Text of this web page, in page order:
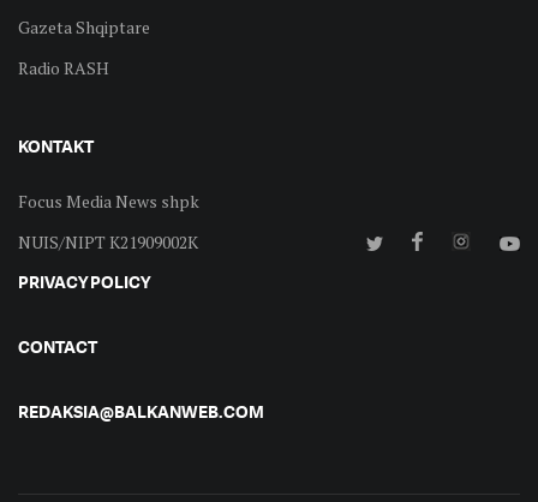
Gazeta Shqiptare
Radio RASH
KONTAKT
Focus Media News shpk
NUIS/NIPT K21909002K
PRIVACY POLICY
CONTACT
REDAKSIA@BALKANWEB.COM